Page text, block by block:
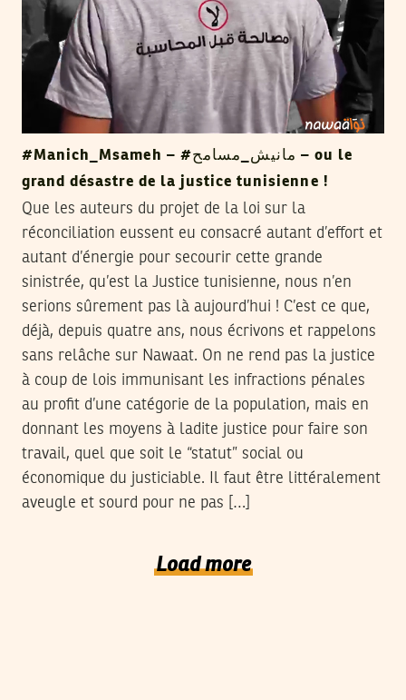
#Manich_Msameh – #مانيش_مسامح – ou le
grand désastre de la justice tunisienne !
Que les auteurs du projet de la loi sur la
réconciliation eussent eu consacré autant d’effort et
autant d’énergie pour secourir cette grande
sinistrée, qu’est la Justice tunisienne, nous n’en
serions sûrement pas là aujourd’hui ! C’est ce que,
déjà, depuis quatre ans, nous écrivons et rappelons
sans relâche sur Nawaat. On ne rend pas la justice
à coup de lois immunisant les infractions pénales
au profit d’une catégorie de la population, mais en
donnant les moyens à ladite justice pour faire son
travail, quel que soit le “statut” social ou
économique du justiciable. Il faut être littéralement
aveugle et sourd pour ne pas […]
Load more